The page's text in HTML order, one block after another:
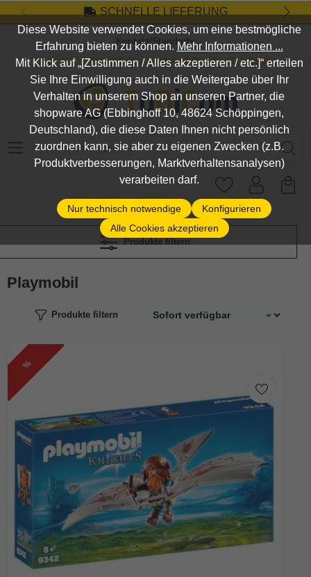
Zum Hauptinhalt springenSCHNELLE LIEFERUNG
Kontakt/Standort
DEIN SHOP FÜR SPIEL, SPASS UND VIELES MEHR...
Suchbegriff eingeben ...
Produkte filtern
Playmobil
Produkte filtern
%
Diese Website verwendet Cookies, um eine bestmögliche
Erfahrung bieten zu können.Mehr Informationen ...
Mit Klick auf „[Zustimmen / Alles akzeptieren / etc.]“ erteilen
Sie Ihre Einwilligung auch in die Weitergabe über Ihr
Verhalten in unserem Shop an unseren Partner, die
shopware AG (Ebbinghoff 10, 48624 Schöppingen,
Deutschland), die diese Daten Ihnen nicht persönlich
zuordnen kann, sie aber zu eigenen Zwecken (z.B.
Produktverbesserungen, Marktverhaltensanalysen)
verarbeiten darf.
Nur technisch notwendige
Konfigurieren
Alle Cookies akzeptieren